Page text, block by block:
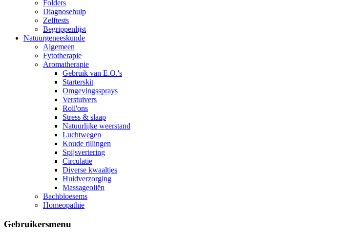
Folders
Diagnosehulp
Zelftests
Begrippenlijst
Natuurgeneeskunde
Algemeen
Fytotherapie
Aromatherapie
Gebruik van E.O.'s
Starterskit
Omgevingssprays
Verstuivers
Roll'ons
Stress & slaap
Natuurlijke weerstand
Luchtwegen
Koude rillingen
Spijsvertering
Circulatie
Diverse kwaaltjes
Huidverzorging
Massageoliën
Bachbloesems
Homeopathie
Gebruikersmenu